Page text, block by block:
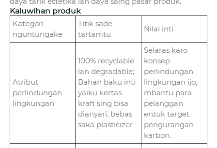
Kaluwihan produk
Kategori
nguntungake
Titik sade
tartamtu
Nilai inti
Atribut
perlindungan
lingkungan
100% recyclable
lan degradable;
Bahan baku inti
yaiku kertas
kraft sing bisa
dianyari, bebas
saka plasticizer
Selaras karo
konsep
perlindungan
lingkungan ijo,
mbantu para
pelanggan
entuk target
pengurangan
karbon.